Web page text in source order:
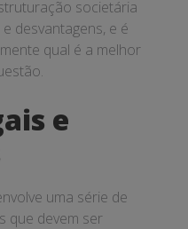
societária
desvantagens, e é
qual é a melhor
e
uma série de
que devem ser